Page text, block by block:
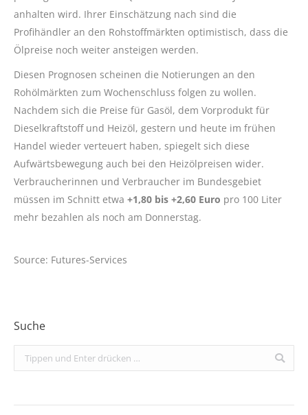
anhalten wird. Ihrer Einschätzung nach sind die
Profihändler an den Rohstoffmärkten optimistisch, dass die
Ölpreise noch weiter ansteigen werden.
Diesen Prognosen scheinen die Notierungen an den
Rohölmärkten zum Wochenschluss folgen zu wollen.
Nachdem sich die Preise für Gasöl, dem Vorprodukt für
Dieselkraftstoff und Heizöl, gestern und heute im frühen
Handel wieder verteuert haben, spiegelt sich diese
Aufwärtsbewegung auch bei den Heizölpreisen wider.
Verbraucherinnen und Verbraucher im Bundesgebiet
müssen im Schnitt etwa +1,80 bis +2,60 Euro pro 100 Liter
mehr bezahlen als noch am Donnerstag.
Source: Futures-Services
Suche
Search: